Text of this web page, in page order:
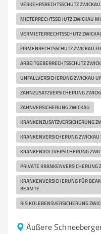
VERKEHRSRECHTSSCHUTZ
MIETERRECHTSSCHUTZ ZWICKAU
VERMIETERRECHTSSCHUTZ
FIRMENRECHTSSCHUTZ ZWICKAU
ARBEITGEBERRECHTSSCHUTZ
UNFALLVERSICHERUNG ZWICKAU
ZAHNZUSATZVERSICHERUNG
ZAHNVERSICHERUNG ZWICKAU
KRANKENZUSATZVERSICHERUNG
KRANKENVERSICHERUNG
KRANKENVOLLVERSICHERUNG
PRIVATE KRANKENVERSICHERUNG
KRANKENVERSICHERUNG FÜR
BEAMTE
RISIKOLEBENSVERSICHERUNG
Äußere